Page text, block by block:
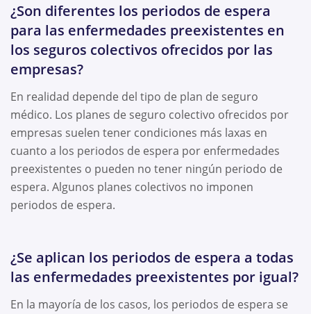
¿Son diferentes los periodos de espera
para las enfermedades preexistentes en
los seguros colectivos ofrecidos por las
empresas?
En realidad depende del tipo de plan de seguro
médico. Los planes de seguro colectivo ofrecidos por
empresas suelen tener condiciones más laxas en
cuanto a los periodos de espera por enfermedades
preexistentes o pueden no tener ningún periodo de
espera. Algunos planes colectivos no imponen
periodos de espera.
¿Se aplican los periodos de espera a todas
las enfermedades preexistentes por igual?
En la mayoría de los casos, los periodos de espera se